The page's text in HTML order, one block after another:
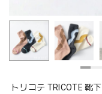
トリコテ TRICOTE 靴